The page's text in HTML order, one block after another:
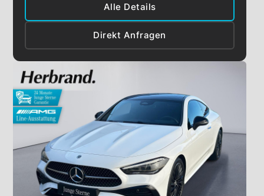
Alle Details
Direkt Anfragen